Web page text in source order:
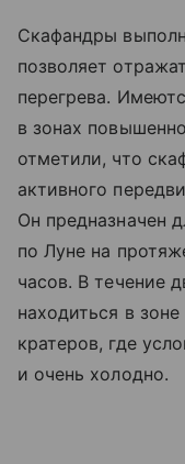
Скафандры
позволяет
перегрева.
в зонах
отметили, что
активного
Он предназначен
по Луне на
часов. В течение
находиться в
кратеров, где
и очень холодно.